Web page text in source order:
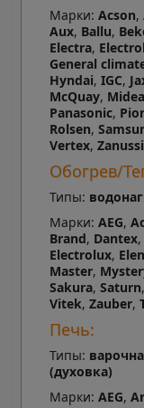
Марки: Acson,
Aux, Ballu,
Electra,
General
Hyndai, IGC,
McQuay, Midea
Panasonic,
Rolsen,
Vertex, Zanussi
Обогрев/
Типы:
Марки: AEG,
Brand, Dantex,
Electrolux,
Master,
Sakura, Saturn,
Vitek, Zauber,
Печь:
Типы:
(духовка)
Марки: AEG,